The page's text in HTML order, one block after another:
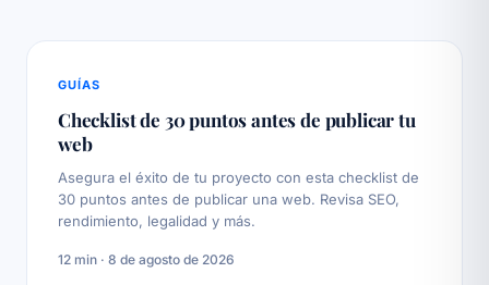
GUÍAS
Checklist de 30 puntos antes de publicar tu
web
Asegura el éxito de tu proyecto con esta checklist de
30 puntos antes de publicar una web. Revisa SEO,
rendimiento, legalidad y más.
12 min · 8 de agosto de 2026